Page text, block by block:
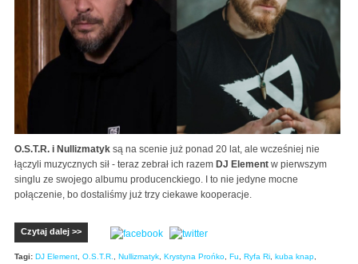
O.S.T.R. i Nullizmatyk są na scenie już ponad 20 lat, ale wcześniej nie
łączyli muzycznych sił - teraz zebrał ich razem DJ Element w pierwszym
singlu ze swojego albumu producenckiego. I to nie jedyne mocne
połączenie, bo dostaliśmy już trzy ciekawe kooperacje.
Czytaj dalej >>
Tagi: DJ Element O.S.T.R. Nullizmatyk Krystyna Prońko Fu Ryfa Ri kuba knap